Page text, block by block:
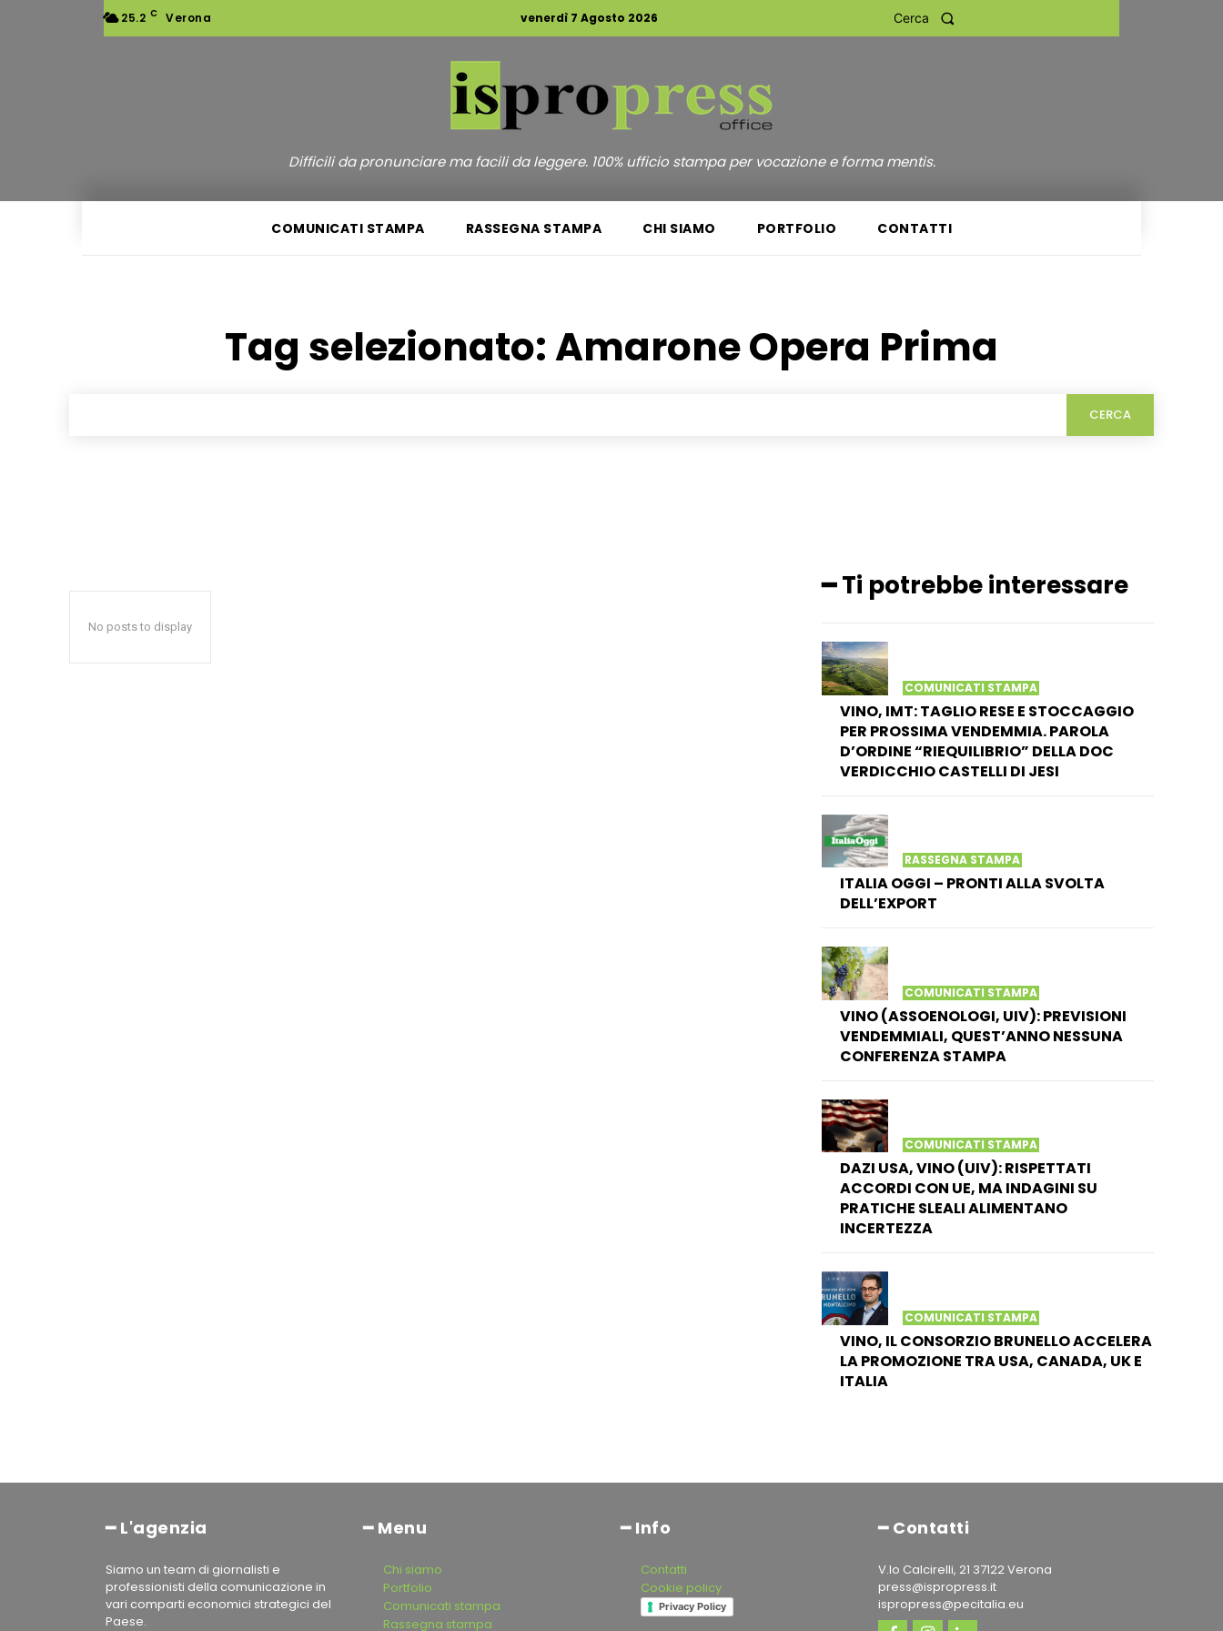
25.2 C Verona venerdì 7 Agosto 2026 Cerca
Difficili da pronunciare ma facili da leggere. 100% ufficio stampa per vocazione e forma mentis.
COMUNICATI STAMPA RASSEGNA STAMPA CHI SIAMO PORTFOLIO CONTATTI
Tag selezionato:Amarone Opera Prima
CERCA
No posts to display
━ Ti potrebbe interessare
COMUNICATI STAMPA
VINO, IMT: TAGLIO RESE E STOCCAGGIO
PER PROSSIMA VENDEMMIA. PAROLA
D’ORDINE “RIEQUILIBRIO” DELLA DOC
VERDICCHIO CASTELLI DI JESI
RASSEGNA STAMPA
ITALIA OGGI – PRONTI ALLA SVOLTA
DELL’EXPORT
COMUNICATI STAMPA
VINO (ASSOENOLOGI, UIV): PREVISIONI
VENDEMMIALI, QUEST’ANNO NESSUNA
CONFERENZA STAMPA
COMUNICATI STAMPA
DAZI USA, VINO (UIV): RISPETTATI
ACCORDI CON UE, MA INDAGINI SU
PRATICHE SLEALI ALIMENTANO
INCERTEZZA
COMUNICATI STAMPA
VINO, IL CONSORZIO BRUNELLO ACCELERA
LA PROMOZIONE TRA USA, CANADA, UK E
ITALIA
━ L'agenzia
Siamo un team di giornalisti e
professionisti della comunicazione in
vari comparti economici strategici del
Paese.
━ Menu
Chi siamo
Portfolio
Comunicati stampa
Rassegna stampa
━ Info
Contatti
Cookie policy
Privacy Policy
━ Contatti
V.lo Calcirelli, 21 37122 Verona
press@ispropress.it
ispropress@pecitalia.eu